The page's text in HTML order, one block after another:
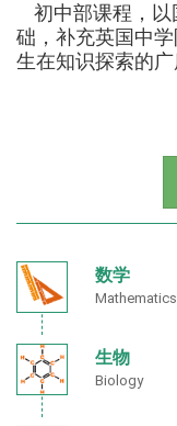
初中部课程，以
础，补充英国中
生在知识探索的广
数学
Mathematics
生物
Biology